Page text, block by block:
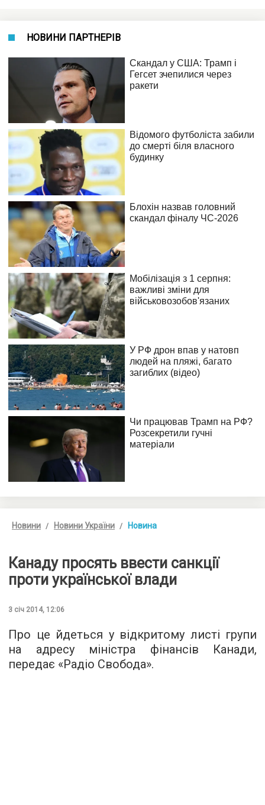
НОВИНИ ПАРТНЕРІВ
Новини Новини України Новина
Канаду просять ввести санкції
проти української влади
3 січ 2014, 12:06
Про це йдеться у відкритому листі групи
на адресу міністра фінансів Канади,
передає «Радіо Свобода».